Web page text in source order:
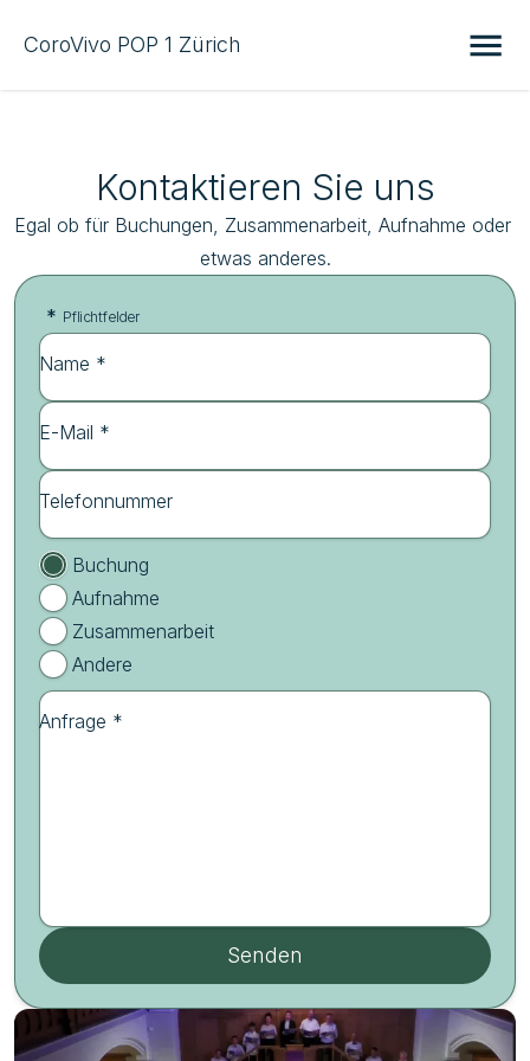
CoroVivo POP 1 Zürich
Kontaktieren Sie uns
Egal ob für Buchungen, Zusammenarbeit, Aufnahme oder
etwas anderes.
* Pflichtfelder
Name *
E-Mail *
Telefonnummer
Buchung
Aufnahme
Zusammenarbeit
Andere
Anfrage *
Senden